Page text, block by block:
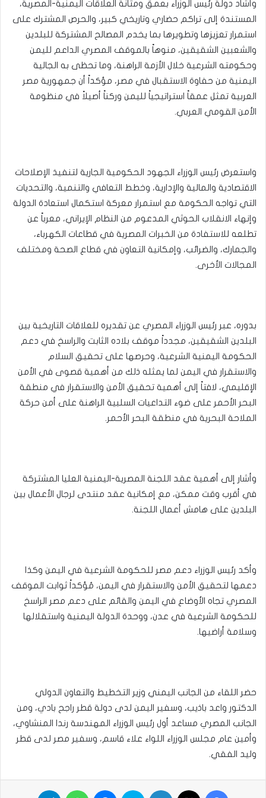
وأشاد دولة رئيس الوزراء بعمق ومتانة العلاقات اليمنية-المصرية،
المستندة إلى تراكم حضاري وتاريخي كبير، والحرص المشترك على
استمرار تعزيزها وتطويرها بما يخدم المصالح المشتركة للبلدين
والشعبين الشقيقين، منوهاً بالموقف المصري الداعم لليمن
وحكومته الشرعية خلال الأزمة الراهنة، وما تحظى به الجالية
اليمنية من حفاوة الاستقبال في مصر، مؤكداً أن جمهورية مصر
العربية تمثل عمقاً استراتيجياً لليمن وركناً أصيلاً في منظومة
الأمن القومي العربي.
واستعرض رئيس الوزراء الجهود الحكومية الجارية لتنفيذ الإصلاحات
الاقتصادية والمالية والإدارية، وخطط التعافي والتنمية، والتحديات
التي تواجه الحكومة مع استمرار معركة استكمال استعادة الدولة
وإنهاء الانقلاب الحوثي المدعوم من النظام الإيراني، معرباً عن
تطلعه للاستفادة من الخبرات المصرية في قطاعات الكهرباء،
والجمارك، والضرائب، وإمكانية التعاون في قطاع الصحة ومختلف
المجالات الأخرى.
بدوره، عبر رئيس الوزراء المصري عن تقديره للعلاقات التاريخية بين
البلدين الشقيقين، مجدداً موقف بلاده الثابت والراسخ في دعم
الحكومة اليمنية الشرعية، وحرصها على تحقيق السلام
والاستقرار في اليمن لما يمثله ذلك من أهمية قصوى في الأمن
الإقليمي، لافتاً إلى أهمية تحقيق الأمن والاستقرار في منطقة
البحر الأحمر على ضوء التداعيات السلبية الراهنة على أمن حركة
الملاحة البحرية في منطقة البحر الأحمر.
وأشار إلى أهمية عقد اللجنة المصرية-اليمنية العليا المشتركة
في أقرب وقت ممكن، مع إمكانية عقد منتدى لرجال الأعمال بين
البلدين على هامش أعمال اللجنة.
وأكد رئيس الوزراء دعم مصر للحكومة الشرعية في اليمن وكذا
دعمها لتحقيق الأمن والاستقرار في اليمن، مُؤكداً ثوابت الموقف
المصري تجاه الأوضاع في اليمن والقائم على دعم مصر الراسخ
للحكومة الشرعية في عدن، ووحدة الدولة اليمنية واستقلالها
وسلامة أراضيها.
حضر اللقاء من الجانب اليمني وزير التخطيط والتعاون الدولي
الدكتور واعد باذيب، وسفير اليمن لدى دولة قطر راجح بادي، ومن
الجانب المصري مساعد أول رئيس الوزراء المهندسة رندا المنشاوي،
وأمين عام مجلس الوزراء اللواء علاء قاسم، وسفير مصر لدى قطر
وليد الفقي.